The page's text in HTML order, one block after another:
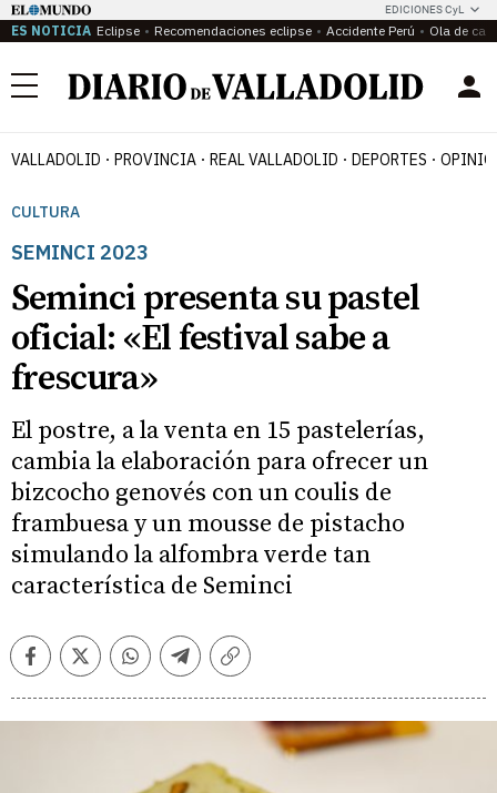
EDICIONES CyL
ES NOTICIA Eclipse Recomendaciones eclipse Accidente Perú Ola de
Menú
VALLADOLID PROVINCIA REAL VALLADOLID DEPORTES
CULTURA
SEMINCI 2023
Seminci presenta su pastel
oficial: «El festival sabe a
frescura»
El postre, a la venta en 15 pastelerías,
cambia la elaboración para ofrecer un
bizcocho genovés con un coulis de
frambuesa y un mousse de pistacho
simulando la alfombra verde tan
característica de Seminci
FacebookTwitterWhatsappTelegramCopiar